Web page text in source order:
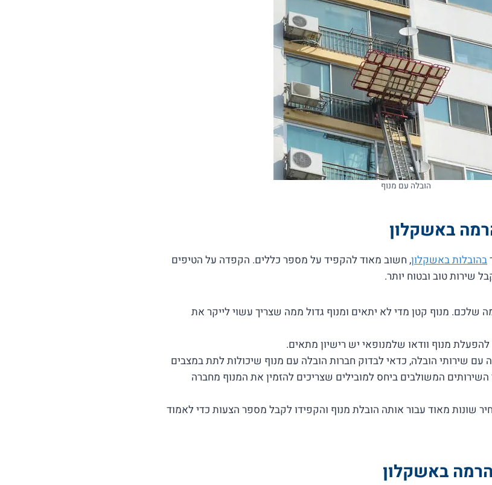
הובלה עם מנוף
באשקלון
בהובלות באשקלון, חשוב מאוד להקפיד על מספר כללים. הקפדה על הטיפים
שירות טוב ובטוח יותר.
שלכם. מנוף קטן מדי לא יתאים ומנוף גדול ממה שצריך עשוי לייקר את
מנוף וודאו שלמנופאי יש רישיון מתאים.
שירותי הובלה, כדאי לבדוק חברות הובלה עם מנוף שיכולות לתת במצבים
המשולבים ביחס למובילים שצריכים להזמין את המנוף מחברה
שונות מאוד עבור אותה הובלת מנוף והקפידו לקבל מספר הצעות כדי לאמוד
באשקלון